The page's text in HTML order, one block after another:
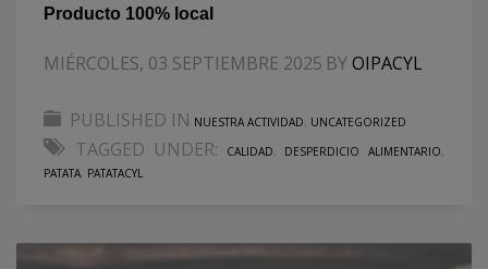
Producto 100% local
MIÉRCOLES, 03 SEPTIEMBRE 2025 BYOIPACYL
PUBLISHED IN NUESTRA ACTIVIDAD, UNCATEGORIZED
TAGGED UNDER: CALIDAD, DESPERDICIO ALIMENTARIO,
PATATA, PATATACYL